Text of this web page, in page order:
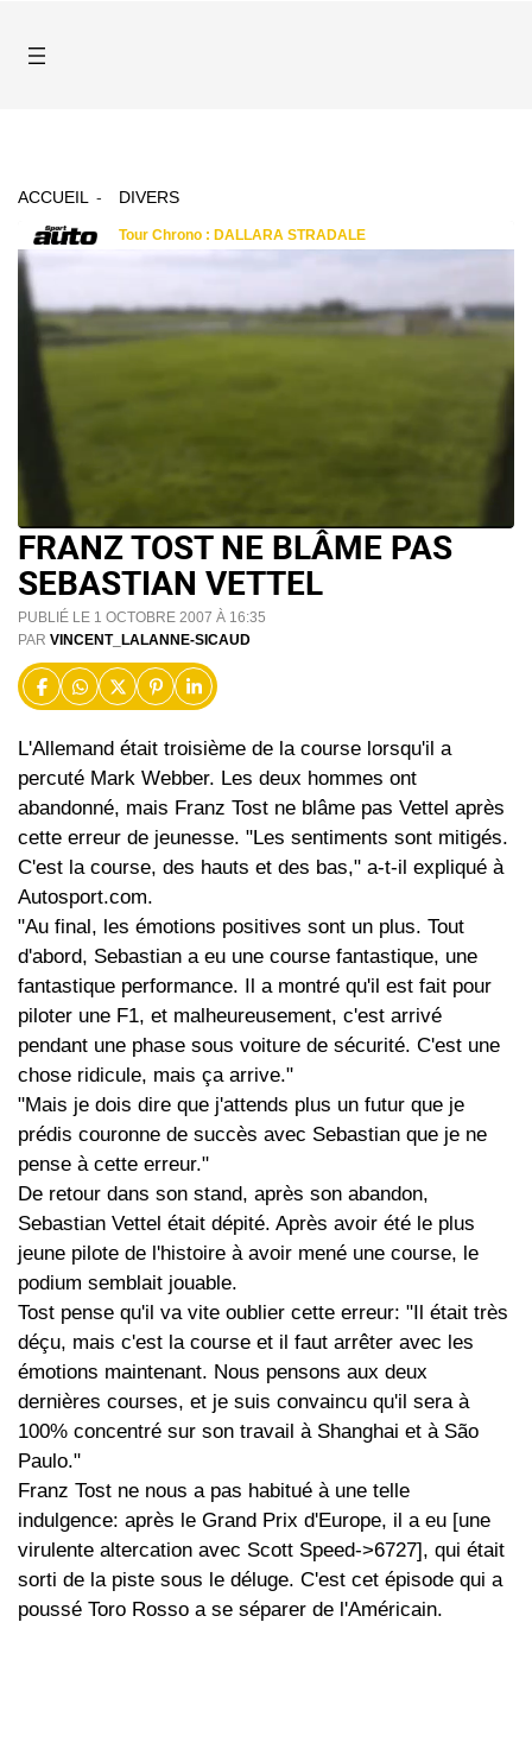
ACCUEIL DIVERS
FRANZ TOST NE BLÂME PAS
SEBASTIAN VETTEL
PUBLIÉ LE 1 OCTOBRE 2007 À 16:35
PAR VINCENT_LALANNE-SICAUD
L'Allemand était troisième de la course lorsqu'il a
percuté Mark Webber. Les deux hommes ont
abandonné, mais Franz Tost ne blâme pas Vettel après
cette erreur de jeunesse. "Les sentiments sont mitigés.
C'est la course, des hauts et des bas," a-t-il expliqué à
Autosport.com.
"Au final, les émotions positives sont un plus. Tout
d'abord, Sebastian a eu une course fantastique, une
fantastique performance. Il a montré qu'il est fait pour
piloter une F1, et malheureusement, c'est arrivé
pendant une phase sous voiture de sécurité. C'est une
chose ridicule, mais ça arrive."
"Mais je dois dire que j'attends plus un futur que je
prédis couronne de succès avec Sebastian que je ne
pense à cette erreur."
De retour dans son stand, après son abandon,
Sebastian Vettel était dépité. Après avoir été le plus
jeune pilote de l'histoire à avoir mené une course, le
podium semblait jouable.
Tost pense qu'il va vite oublier cette erreur: "Il était très
déçu, mais c'est la course et il faut arrêter avec les
émotions maintenant. Nous pensons aux deux
dernières courses, et je suis convaincu qu'il sera à
100% concentré sur son travail à Shanghai et à São
Paulo."
Franz Tost ne nous a pas habitué à une telle
indulgence: après le Grand Prix d'Europe, il a eu [une
virulente altercation avec Scott Speed->6727], qui était
sorti de la piste sous le déluge. C'est cet épisode qui a
poussé Toro Rosso a se séparer de l'Américain.